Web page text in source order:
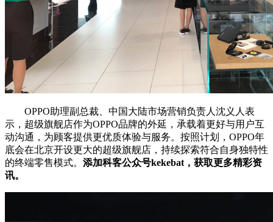
OPPO助理副总裁、中国大陆市场营销负责人沈义人表
示，超级旗舰店作为OPPO品牌的外延，承载着更好与用户互
动沟通，为顾客提供更优质体验与服务。按照计划，OPPO年
底会在北京开设更大的超级旗舰店，持续探索符合自身独特性
的终端零售模式。 添加科客公众号kekebat，获取更多精彩资
讯。